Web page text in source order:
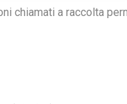
chiamati a raccolta